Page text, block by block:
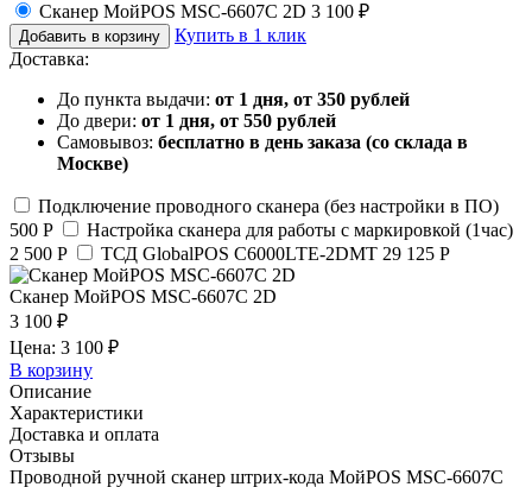
Сканер МойPOS MSC-6607C 2D 3 100 ₽
Добавить в корзину
Купить в 1 клик
Доставка:
До пункта выдачи: от 1 дня, от 350 рублей
До двери: от 1 дня, от 550 рублей
Самовывоз: бесплатно в день заказа (со склада в
Москве)
Подключение проводного сканера (без настройки в ПО)
500 Р
Настройка сканера для работы с маркировкой (1час)
2 500 Р
ТСД GlobalPOS C6000LTE-2DMT 29 125 Р
Сканер МойPOS MSC-6607C 2D
3 100 ₽
Цена: 3 100 ₽
В корзину
Описание
Характеристики
Доставка и оплата
Отзывы
Проводной ручной cканер штрих-кода МойPOS MSC-6607C